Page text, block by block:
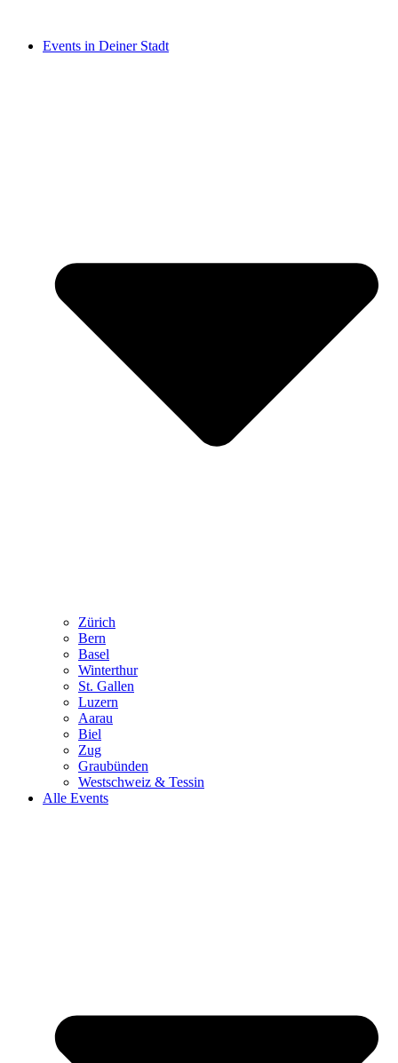
Events in Deiner Stadt
Zürich
Bern
Basel
Winterthur
St. Gallen
Luzern
Aarau
Biel
Zug
Graubünden
Westschweiz & Tessin
Alle Events